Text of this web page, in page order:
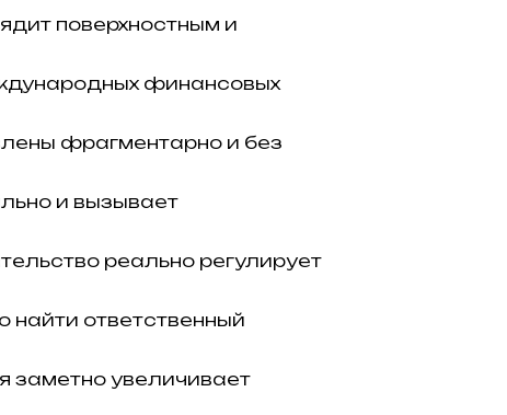
поверхностным и
финансовых
фрагментарно и без
и вызывает
реально регулирует
найти ответственный
заметно увеличивает